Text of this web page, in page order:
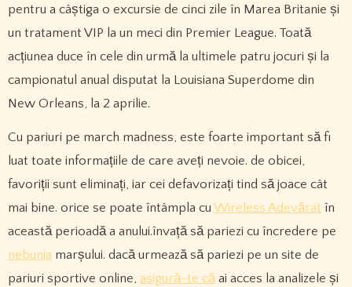
pentru a câștiga o excursie de cinci zile în Marea Britanie și
un tratament VIP la un meci din Premier League. Toată
acțiunea duce în cele din urmă la ultimele patru jocuri și la
campionatul anual disputat la Louisiana Superdome din
New Orleans, la 2 aprilie.
Cu pariuri pe march madness, este foarte important să fi
luat toate informațiile de care aveți nevoie. de obicei,
favoriții sunt eliminați, iar cei defavorizați tind să joace cât
mai bine. orice se poate întâmpla cu Wireless Adevărat în
această perioadă a anului.învață să pariezi cu încredere pe
nebunia marșului. dacă urmează să pariezi pe un site de
pariuri sportive online, asigură-te căai acces la analizele și